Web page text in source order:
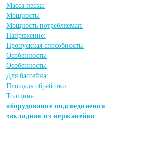
Масса песка:
Мощность:
Мощность потребляемая:
Напряжение:
Пропускная способность:
Особенность:
Особенность:
Для бассейна:
Площадь обработки:
Толщина:
оборудование подсоединения
закладная из нержавейки